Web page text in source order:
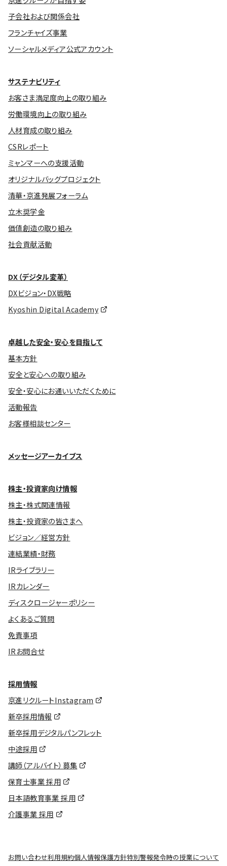
子会社および関係会社
フランチャイズ事業
ソーシャルメディア公式アカウント
サステナビリティ
お客さま満足度向上の取り組み
労働環境向上の取り組み
人材育成の取り組み
CSRレポート
ミャンマーへの支援活動
オリジナルバッグプロジェクト
清華・京進発展フォーラム
立木奨学金
価値創造の取り組み
社会貢献活動
DX（デジタル変革）
DXビジョン・DX戦略
Kyoshin Digital Academy
卓越した安全・安心を目指して
基本方針
安全と安心への取り組み
安全・安心にお通いいただくために
活動報告
お客様相談センター
メッセージアーカイブス
株主・投資家向け情報
株主・株式関連情報
株主・投資家の皆さまへ
ビジョン／経営方針
連結業績・財務
IRライブラリー
IRカレンダー
ディスクロージャーポリシー
よくあるご質問
免責事項
IRお問合せ
採用情報
京進リクルートInstagram
新卒採用情報
新卒採用デジタルパンフレット
中途採用
講師（アルバイト）募集
保育士事業 採用
日本語教育事業 採用
介護事業 採用
お問い合わせ利用規約個人情報保護方針特別警報発令時の授業について